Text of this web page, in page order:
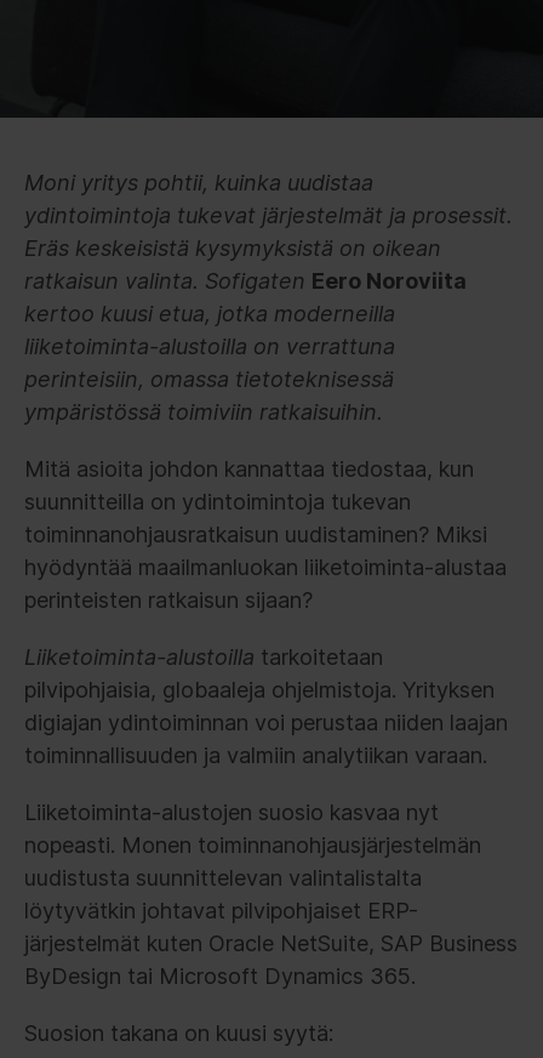
Moni yritys pohtii, kuinka uudistaa
ydintoimintoja tukevat järjestelmät ja prosessit.
Eräs keskeisistä kysymyksistä on oikean
ratkaisun valinta. Sofigaten Eero Noroviita
kertoo kuusi etua, jotka moderneilla
liiketoiminta-alustoilla on verrattuna
perinteisiin, omassa tietoteknisessä
ympäristössä toimiviin ratkaisuihin.
Mitä asioita johdon kannattaa tiedostaa, kun
suunnitteilla on ydintoimintoja tukevan
toiminnanohjausratkaisun uudistaminen? Miksi
hyödyntää maailmanluokan liiketoiminta-alustaa
perinteisten ratkaisun sijaan?
Liiketoiminta-alustoilla tarkoitetaan
pilvipohjaisia, globaaleja ohjelmistoja. Yrityksen
digiajan ydintoiminnan voi perustaa niiden laajan
toiminnallisuuden ja valmiin analytiikan varaan.
Liiketoiminta-alustojen suosio kasvaa nyt
nopeasti. Monen toiminnanohjausjärjestelmän
uudistusta suunnittelevan valintalistalta
löytyvätkin johtavat pilvipohjaiset ERP-
järjestelmät kuten Oracle NetSuite, SAP Business
ByDesign tai Microsoft Dynamics 365.
Suosion takana on kuusi syytä: